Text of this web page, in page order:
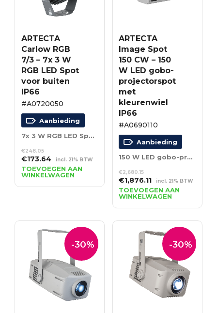
ARTECTA
Carlow RGB
7/3 – 7x 3 W
RGB LED Spot
voor buiten
IP66
#A0720050
Aanbieding
7x 3 W RGB LED Spot voor buiten IP66
€248.05
Oorspronkelijke
prijs
was:
€248.05.
€173.64Huidige
prijs
is:
€173.64.
incl. 21% BTW
TOEVOEGEN AAN
WINKELWAGEN
ARTECTA
Image Spot
150 CW – 150
W LED gobo-
projectorspot
met
kleurenwiel
IP66
#A0690110
Aanbieding
150 W LED gobo-projectorspot met kleurenwiel IP66
€2,680.15
Oorspronkelijke
prijs
was:
€2,680.15.
€1,876.11Huidige
prijs
is:
€1,876.11.
incl. 21% BTW
TOEVOEGEN AAN
WINKELWAGEN
-30% -30%